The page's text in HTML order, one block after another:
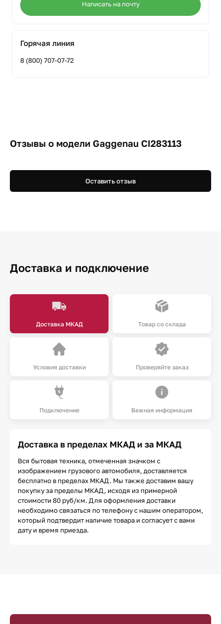
Написать на почту
Горячая линия
8 (800) 707-07-72
Отзывы о модели Gaggenau CI283113
Оставить отзыв
Доставка и подключение
Доставка МКАД Товар со склада
Условия доставки Проверяйте заказ
Подключение Важная информация
Доставка в пределах МКАД и за МКАД
Вся бытовая техника, отмеченная значком с
изображением грузового автомобиля, доставляется
бесплатно в пределах МКАД. Мы также доставим вашу
покупку за пределы МКАД, исходя из примерной
стоимости 80 руб/км. Для оформления доставки
необходимо связаться по телефону с нашим оператором,
который подтвердит наличие товара и согласует с вами
дату и время приезда.